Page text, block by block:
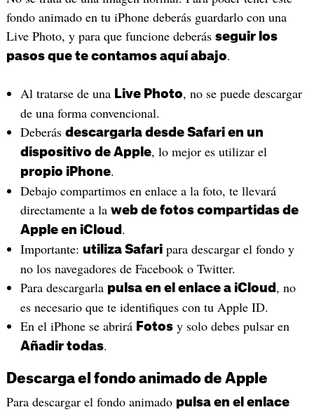
fondo animado en tu iPhone deberás guardarlo con una
Live Photo, y para que funcione deberás seguir los
pasos que te contamos aquí abajo.
Al tratarse de una Live Photo, no se puede descargar
de una forma convencional.
Deberás descargarla desde Safari en un
dispositivo de Apple, lo mejor es utilizar el
propio iPhone.
Debajo compartimos en enlace a la foto, te llevará
directamente a la web de fotos compartidas de
Apple en iCloud .
Importante: utiliza Safaripara descargar el fondo y
no los navegadores de Facebook o Twitter.
Para descargarla pulsa en el enlace a iCloud , no
es necesario que te identifiques con tu Apple ID.
En el iPhone se abrirá Fotosy solo debes pulsar en
Añadir todas.
Descarga el fondo animado de Apple
Para descargar el fondo animado pulsa en el enlace